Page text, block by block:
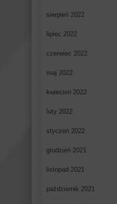
sierpień 2022
lipiec 2022
czerwiec 2022
maj 2022
kwiecień 2022
luty 2022
styczeń 2022
grudzień 2021
listopad 2021
październik 2021